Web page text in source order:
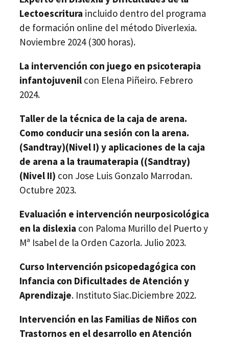
Lectoescritura incluido dentro del programa
de formación online del método Diverlexia.
Noviembre 2024 (300 horas).
La intervención con juego en psicoterapia
infantojuvenil con Elena Piñeiro. Febrero
2024.
Taller de la técnica de la caja de arena.
Como conducir una sesión con la arena.
(Sandtray)(Nivel I) y aplicaciones de la caja
de arena a la traumaterapia ((Sandtray)
(Nivel II) con Jose Luis Gonzalo Marrodan.
Octubre 2023.
Evaluación e intervención neurposicológica
en la dislexia con Paloma Murillo del Puerto y
Mª Isabel de la Orden Cazorla. Julio 2023.
Curso Intervención psicopedagógica con
Infancia con Dificultades de Atención y
Aprendizaje. Instituto Siac.Diciembre 2022.
Intervención en las Familias de Niños con
Trastornos en el desarrollo en Atención